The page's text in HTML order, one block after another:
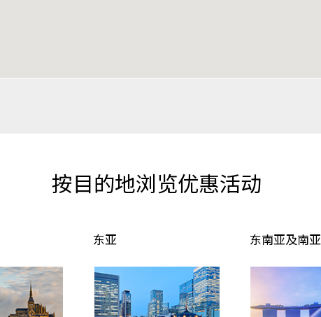
按目的地浏览优惠活动
东亚 东南亚及南亚